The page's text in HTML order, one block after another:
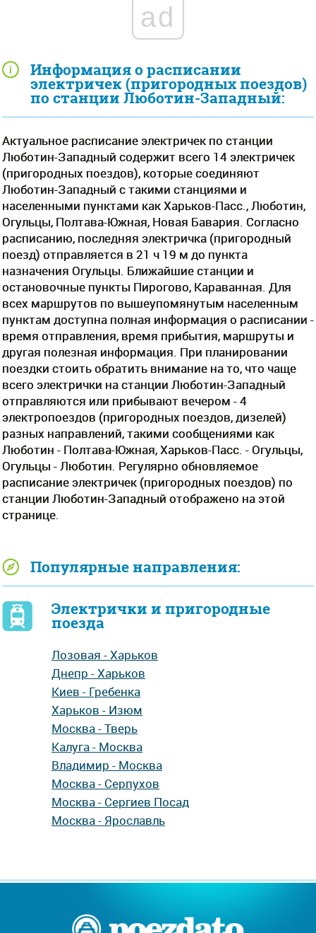
Информация о расписании
электричек (пригородных поездов)
по станции Люботин-Западный:
Актуальное расписание электричек по станции
Люботин-Западный содержит всего 14 электричек
(пригородных поездов), которые соединяют
Люботин-Западный с такими станциями и
населенными пунктами как Харьков-Пасс., Люботин,
Огульцы, Полтава-Южная, Новая Бавария. Согласно
расписанию, последняя электричка (пригородный
поезд) отправляется в 21 ч 19 м до пункта
назначения Огульцы. Ближайшие станции и
остановочные пункты Пирогово, Караванная. Для
всех маршрутов по вышеупомянутым населенным
пунктам доступна полная информация о расписании -
время отправления, время прибытия, маршруты и
другая полезная информация. При планировании
поездки стоить обратить внимание на то, что чаще
всего электрички на станции Люботин-Западный
отправляются или прибывают вечером - 4
электропоездов (пригородных поездов, дизелей)
разных направлений, такими сообщениями как
Люботин - Полтава-Южная, Харьков-Пасс. - Огульцы,
Огульцы - Люботин. Регулярно обновляемое
расписание электричек (пригородных поездов) по
станции Люботин-Западный отображено на этой
странице.
Популярные направления:
Электрички и пригородные
поезда
Лозовая - Харьков
Днепр - Харьков
Киев - Гребенка
Харьков - Изюм
Москва - Тверь
Калуга - Москва
Владимир - Москва
Москва - Серпухов
Москва - Сергиев Посад
Москва - Ярославль
ad